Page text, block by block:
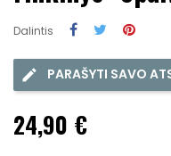
Dalintis
PARAŠYTI SAVO
24,90 €